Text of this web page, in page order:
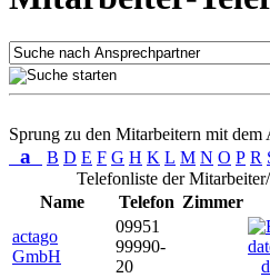
Sprung zu den Mitarbeitern mit dem
a B D E F G H K L M N O P R
Telefonliste der
Name
Telefon Zimmer
actago
GmbH
09951
99990-
20